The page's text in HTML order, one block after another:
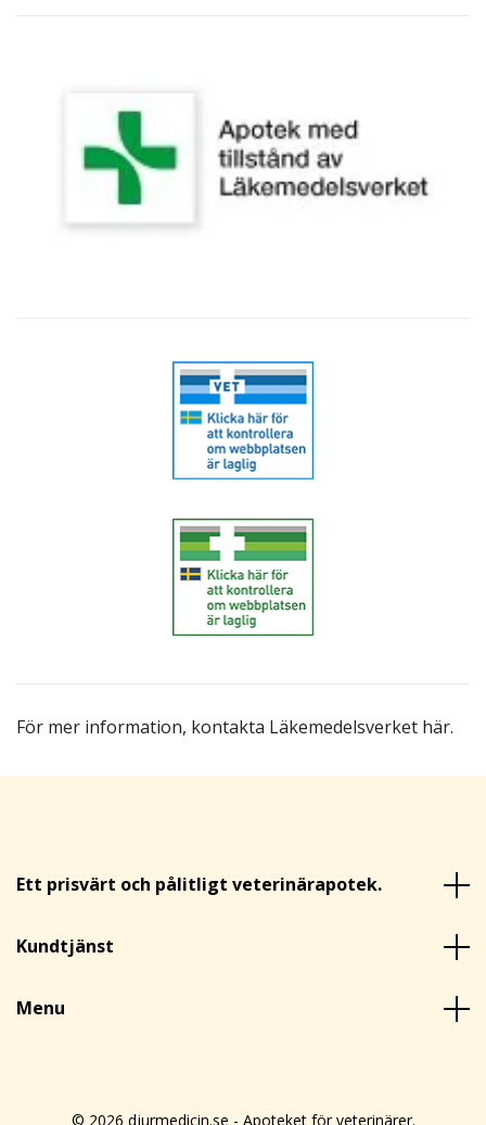
För mer information, kontakta Läkemedelsverket här.
Ett prisvärt och pålitligt veterinärapotek.
Kundtjänst
Menu
© 2026 djurmedicin.se - Apoteket för veterinärer.